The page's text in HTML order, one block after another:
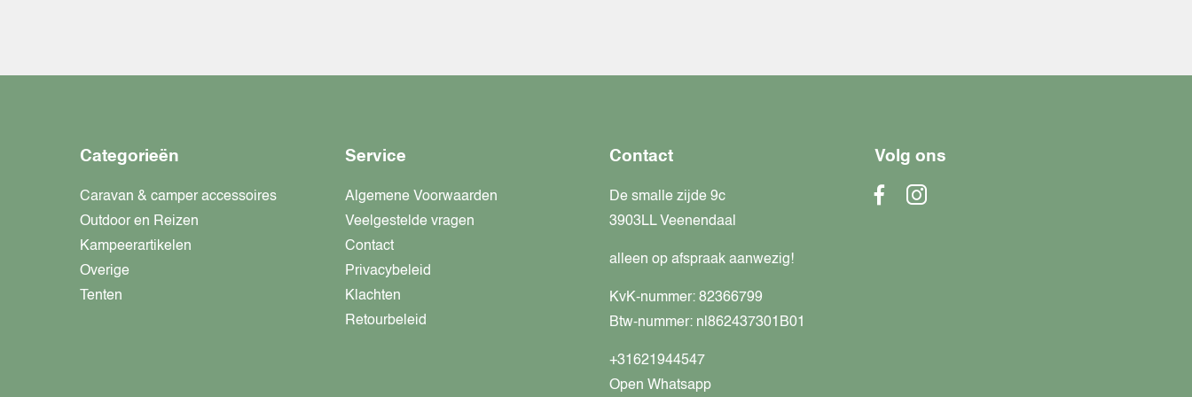
Categorieën
Caravan & camper accessoires
Outdoor en Reizen
Kampeerartikelen
Overige
Tenten
Service
Algemene Voorwaarden
Veelgestelde vragen
Contact
Privacybeleid
Klachten
Retourbeleid
Contact
De smalle zijde 9c
3903LL Veenendaal
alleen op afspraak aanwezig!
KvK-nummer: 82366799
Btw-nummer: nl862437301B01
+31621944547
Open Whatsapp
Volg ons